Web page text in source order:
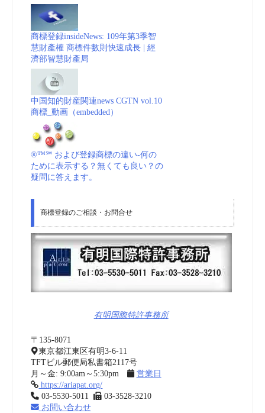
商標登録insideNews: 109年第3季智
慧財產權 商標件數則快速成長 | 經
濟部智慧財產局
中国知的財産関連news CGTN vol.10
商標_動画（embedded）
®™℠ および登録商標の違い-何の
ために表示する？無くても良い？の
疑問に答えます。
商標登録のご相談・お問合せ
有明国際特許事務所
〒135-8071
東京都江東区有明3-6-11
TFTビル郵便局私書箱2117号
月～金: 9:00am～5:30pm
営業日
https://ariapat.org/
03-5530-5011
03-3528-3210
お問い合わせ